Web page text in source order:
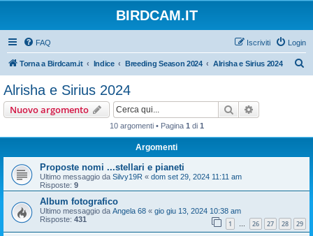
BIRDCAM.IT
FAQ Login
Iscriviti
Torna a Birdcam.it Indice Breeding Season 2024 Alrisha e Sirius 2024
Alrisha e Sirius 2024
Nuovo argomento Cerca
10 argomenti • Pagina 1 di 1
Argomenti
Proposte nomi ...stellari e pianeti
Ultimo messaggio da Silvy19R « dom set 29, 2024 11:11 am
Risposte: 9
Album fotografico
Ultimo messaggio da Angela 68 « gio giu 13, 2024 10:38 am
Risposte: 431 1 … 26 27 28 29